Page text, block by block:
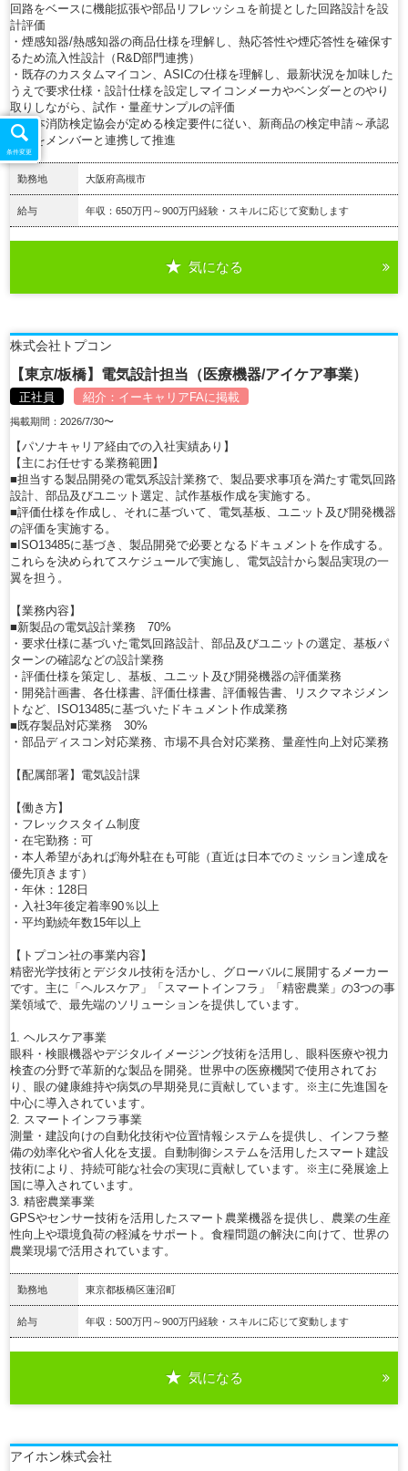
回路をベースに機能拡張や部品リフレッシュを前提とした回路設計を設
計評価
・煙感知器/熱感知器の商品仕様を理解し、熱応答性や煙応答性を確保す
るため流入性設計（R&D部門連携）
・既存のカスタムマイコン、ASICの仕様を理解し、最新状況を加味した
うえで要求仕様・設計仕様を設定しマイコンメーカやベンダーとのやり
取りしながら、試作・量産サンプルの評価
・日本消防検定協会が定める検定要件に従い、新商品の検定申請～承認
までをメンバーと連携して推進
勤務地 大阪府高槻市
給与 年収：650万円～900万円経験・スキルに応じて変動します
気になる
株式会社トプコン
【東京/板橋】電気設計担当（医療機器/アイケア事業）
正社員 紹介： イーキャリアFAに掲載
掲載期間：2026/7/30〜
【パソナキャリア経由での入社実績あり】
【主にお任せする業務範囲】
■担当する製品開発の電気系設計業務で、製品要求事項を満たす電気回路
設計、部品及びユニット選定、試作基板作成を実施する。
■評価仕様を作成し、それに基づいて、電気基板、ユニット及び開発機器
の評価を実施する。
■ISO13485に基づき、製品開発で必要となるドキュメントを作成する。
これらを決められてスケジュールで実施し、電気設計から製品実現の一
翼を担う。
【業務内容】
■新製品の電気設計業務 70%
・要求仕様に基づいた電気回路設計、部品及びユニットの選定、基板パ
ターンの確認などの設計業務
・評価仕様を策定し、基板、ユニット及び開発機器の評価業務
・開発計画書、各仕様書、評価仕様書、評価報告書、リスクマネジメン
トなど、ISO13485に基づいたドキュメント作成業務
■既存製品対応業務 30%
・部品ディスコン対応業務、市場不具合対応業務、量産性向上対応業務
【配属部署】電気設計課
【働き方】
・フレックスタイム制度
・在宅勤務：可
・本人希望があれば海外駐在も可能（直近は日本でのミッション達成を
優先頂きます）
・年休：128日
・入社3年後定着率90％以上
・平均勤続年数15年以上
【トプコン社の事業内容】
精密光学技術とデジタル技術を活かし、グローバルに展開するメーカー
です。主に「ヘルスケア」「スマートインフラ」「精密農業」の3つの事
業領域で、最先端のソリューションを提供しています。
1. ヘルスケア事業
眼科・検眼機器やデジタルイメージング技術を活用し、眼科医療や視力
検査の分野で革新的な製品を開発。世界中の医療機関で使用されてお
り、眼の健康維持や病気の早期発見に貢献しています。※主に先進国を
中心に導入されています。
2. スマートインフラ事業
測量・建設向けの自動化技術や位置情報システムを提供し、インフラ整
備の効率化や省人化を支援。自動制御システムを活用したスマート建設
技術により、持続可能な社会の実現に貢献しています。※主に発展途上
国に導入されています。
3. 精密農業事業
GPSやセンサー技術を活用したスマート農業機器を提供し、農業の生産
性向上や環境負荷の軽減をサポート。食糧問題の解決に向けて、世界の
農業現場で活用されています。
勤務地 東京都板橋区蓮沼町
給与 年収：500万円～900万円経験・スキルに応じて変動します
気になる
アイホン株式会社
条件変更